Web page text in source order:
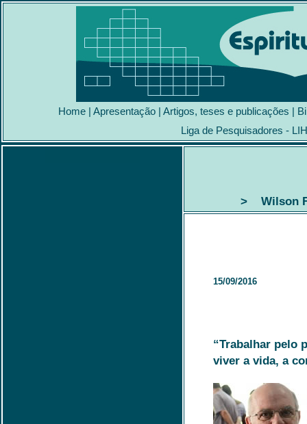
Home | Apresentação | Artigos, teses e publicações |
Liga de Pesquisadores -
> Wilson
15/09/2016
“Trabalhar pelo
viver a vida, a